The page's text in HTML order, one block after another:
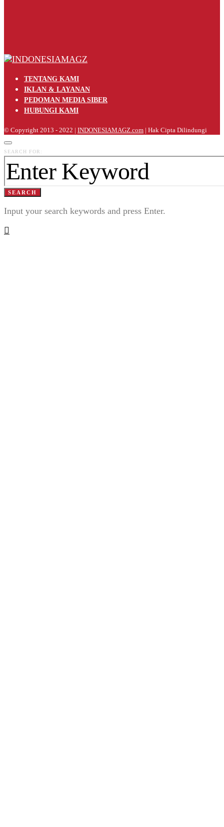
TENTANG KAMI
IKLAN & LAYANAN
PEDOMAN MEDIA SIBER
HUBUNGI KAMI
© Copyright 2013 - 2022 | INDONESIAMAGZ.com | Hak Cipta Dilindungi
SEARCH FOR:
SEARCH
Input your search keywords and press Enter.